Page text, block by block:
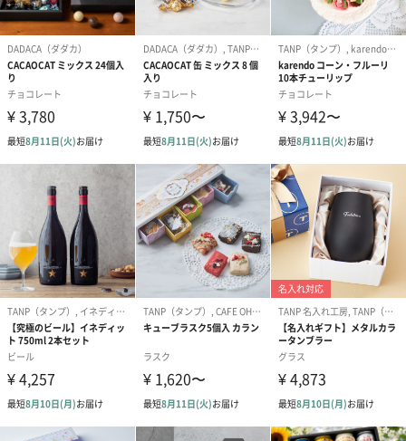
〈アーティスト・木野聡子さんとのコラボパッケージ〉
手作りの首輪をまとった美しい黒猫のオリジナル写真作品です。
吸い込まれるような猫の瞳や漂う空気感、首輪のチャームが魅力
的。
14フレーバー×1個 : ダーク、ミルク、ストロベリー、ピスタチ
オ、オレンジ、ホワイト、ロイヤルミルクティー、ソルティキャ
ラメル、チョコバナナ、ヘーゼルナッツ、カフェラテ、抹茶、ダ
ークラズベリー、夕張メロン
●原料供給元 夕張メロン果汁粉末：夕張市農業協同組合
WHITE
〈マレーシア出身アーティスト・Kamwei Fongさんとのコラボパ
ッケージ〉
細い黒ペンのみを使用した繊細な毛並み、